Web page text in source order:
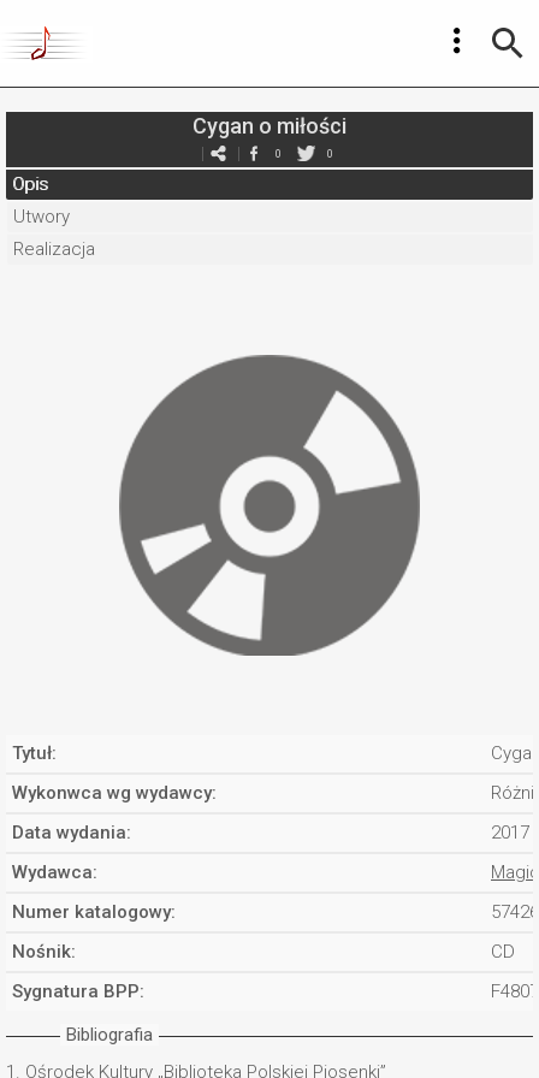
Cygan o miłości
0 0
Opis
Utwory
Realizacja
Tytuł:
Wykonwca wg wydawcy:
Data wydania:
2017
Wydawca:
Numer katalogowy:
Nośnik:
CD
Sygnatura BPP:
Bibliografia
1. Ośrodek Kultury „Biblioteka Polskiej Piosenki”